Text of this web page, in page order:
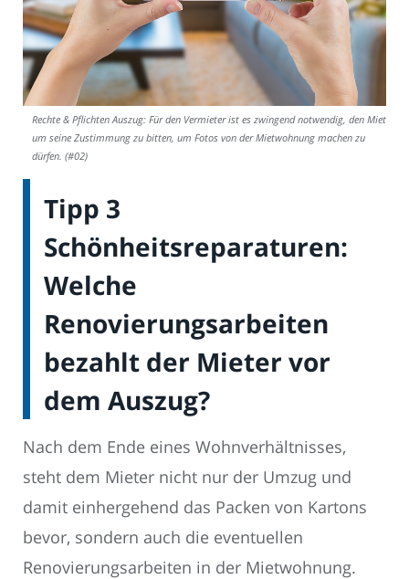
Rechte & Pflichten Auszug: Für den Vermieter ist es zwingend notwendig, den Mieter
um seine Zustimmung zu bitten, um Fotos von der Mietwohnung machen zu
dürfen. (#02)
Tipp 3
Schönheitsreparaturen:
Welche
Renovierungsarbeiten
bezahlt der Mieter vor
dem Auszug?
Nach dem Ende eines Wohnverhältnisses,
steht dem Mieter nicht nur der Umzug und
damit einhergehend das Packen von Kartons
bevor, sondern auch die eventuellen
Renovierungsarbeiten in der Mietwohnung.